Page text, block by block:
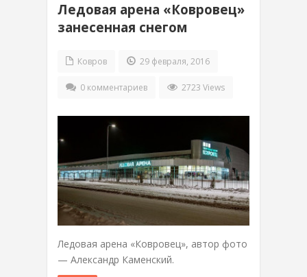
Ледовая арена «Ковровец»
занесенная снегом
Ковров 29 февраля, 2016
0 комментариев 2723 Views
Ледовая арена «Ковровец», автор фото
— Александр Каменский.